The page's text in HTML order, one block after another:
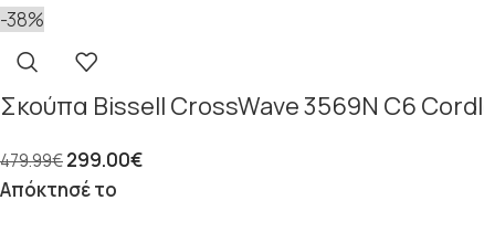
-38%
Σκούπα Bissell CrossWave 3569N C6
479.99€299.00€
Απόκτησέ το